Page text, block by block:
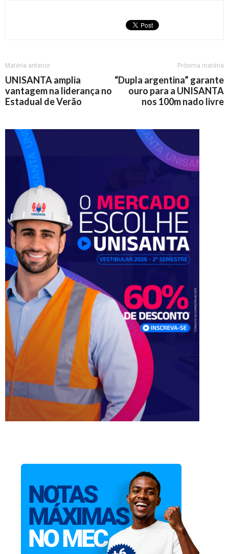
Matéria anterior
UNISANTA amplia
vantagem na liderança no
Estadual de Verão
Próxima matéria
“Dupla argentina” garante
ouro para a UNISANTA
nos 100m nado livre